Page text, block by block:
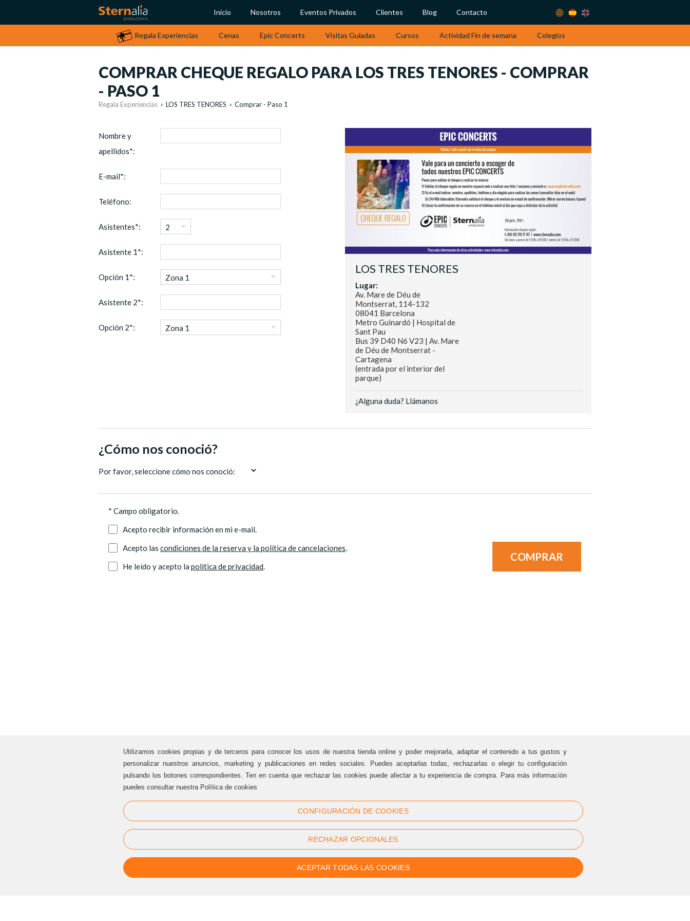
Inicio Nosotros Eventos Privados Clientes Blog Contacto
Regala Experiencias Cenas Epic Concerts Visitas Guiadas Cursos Actividad Fin de semana Colegios
COMPRAR CHEQUE REGALO PARA LOS TRES TENORES - COMPRAR
- PASO 1
Regala Experiencias LOS TRES TENORES Comprar - Paso 1
LOS TRES TENORES
Lugar:
Av. Mare de Déu de
Montserrat, 114-132
08041 Barcelona
Metro Guinardó | Hospital de
Sant Pau
Bus 39 D40 N6 V23 | Av. Mare
de Déu de Montserrat -
Cartagena
(entrada por el interior del
parque)
¿Alguna duda? Llámanos
Nombre y
apellidos*:
E-mail*:
Teléfono:
Asistentes*: 2
Asistente 1*:
Opción 1*: Zona 1
Asistente 2*:
Opción 2*: Zona 1
¿Cómo nos conoció?
Por favor, seleccione cómo nos conoció:
* Campo obligatorio.
Acepto recibir información en mi e-mail.
Acepto las condiciones de la reserva y la política de cancelaciones.
He leído y acepto la política de privacidad.
COMPRAR
ATENCIÓN AL CLIENTE
Sternalia Productions S.L.
C/ Torre dels Pardals, 33, local 3
08041 Barcelona (Cataluña / España)
Oficinas Sternalia:
(+34) 93 170 17 97
info@sternalia.com
Síguenos
Linkedin
Youtube
Instagram
PRIVADOS
Utilizamos cookies propias y de terceros para conocer los usos de nuestra tienda online y poder mejorarla, adaptar el contenido a tus gustos y
personalizar nuestros anuncios, marketing y publicaciones en redes sociales. Puedes aceptarlas todas, rechazarlas o elegir tu configuración
pulsando los botones correspondientes. Ten en cuenta que rechazar las cookies puede afectar a tu experiencia de compra. Para más información
puedes consultar nuestra Política de cookies
CONFIGURACIÓN DE COOKIES
RECHAZAR OPCIONALES
ACEPTAR TODAS LAS COOKIES